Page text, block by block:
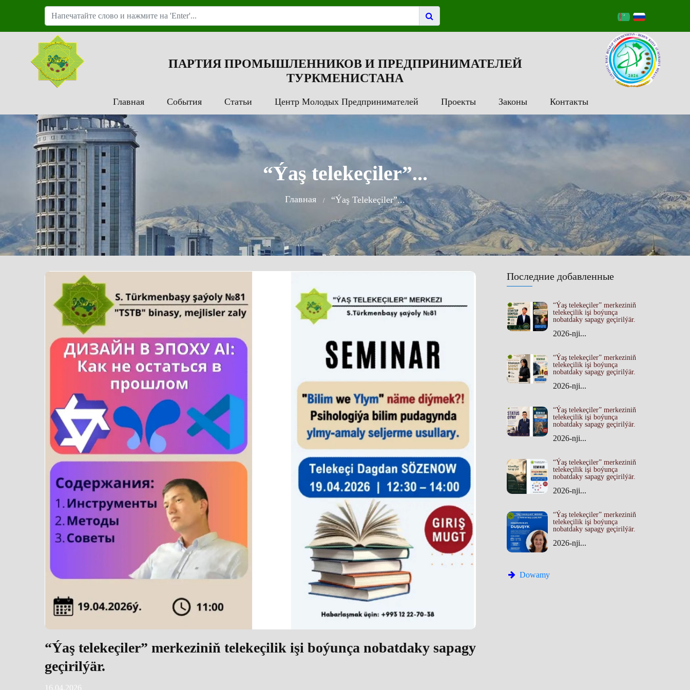
ПАРТИЯ ПРОМЫШЛЕННИКОВ И ПРЕДПРИНИМАТЕЛЕЙ
ТУРКМЕНИСТАНА
Главная События Статьи Центр Молодых Предпринимателей Проекты Законы Контакты
“Ýaş telekeçiler”...
Главная “Ýaş Telekeçiler”...
Последние добавленные
“Ýaş telekeçiler” merkeziniň
telekeçilik işi boýunça
nobatdaky sapagy geçirilýär.
2026-nji...
“Ýaş telekeçiler” merkeziniň
telekeçilik işi boýunça
nobatdaky sapagy geçirilýär.
2026-nji...
“Ýaş telekeçiler” merkeziniň
telekeçilik işi boýunça
nobatdaky sapagy geçirilýär.
2026-nji...
“Ýaş telekeçiler” merkeziniň
telekeçilik işi boýunça
nobatdaky sapagy geçirilýär.
2026-nji...
“Ýaş telekeçiler” merkeziniň
telekeçilik işi boýunça
nobatdaky sapagy geçirilýär.
2026-nji...
Dowamy
“Ýaş telekeçiler” merkeziniň telekeçilik işi boýunça nobatdaky sapagy
geçirilýär.
16.04.2026